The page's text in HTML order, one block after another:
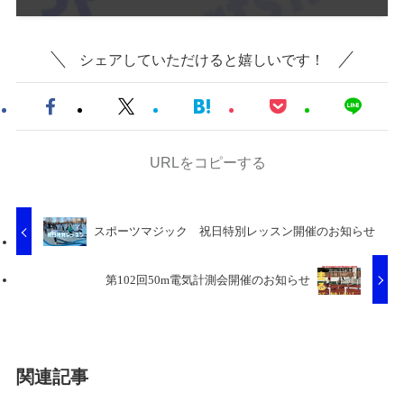
シェアしていただけると嬉しいです！
URLをコピーする
スポーツマジック 祝日特別レッスン開催のお知らせ
第102回50m電気計測会開催のお知らせ
関連記事